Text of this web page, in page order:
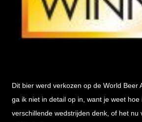
Dit bier werd verkozen op de World Beer
ga ik niet in detail op in, want je weet hoe
verschillende wedstrijden denk, of het nu